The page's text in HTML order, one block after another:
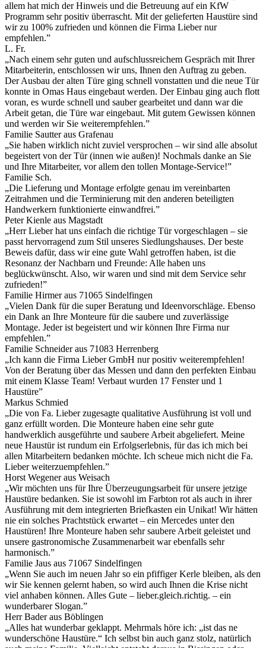
allem hat mich der Hinweis und die Betreuung auf ein KfW
Programm sehr positiv überrascht. Mit der gelieferten Haustüre sind
wir zu 100% zufrieden und können die Firma Lieber nur
empfehlen.”
L. Fr.
„Nach einem sehr guten und aufschlussreichem Gespräch mit Ihrer
Mitarbeiterin, entschlossen wir uns, Ihnen den Auftrag zu geben.
Der Ausbau der alten Türe ging schnell vonstatten und die neue Tür
konnte in Omas Haus eingebaut werden. Der Einbau ging auch flott
voran, es wurde schnell und sauber gearbeitet und dann war die
Arbeit getan, die Türe war eingebaut. Mit gutem Gewissen können
und werden wir Sie weiterempfehlen.”
Familie Sautter aus Grafenau
„Sie haben wirklich nicht zuviel versprochen – wir sind alle absolut
begeistert von der Tür (innen wie außen)! Nochmals danke an Sie
und Ihre Mitarbeiter, vor allem den tollen Montage-Service!”
Familie Sch.
„Die Lieferung und Montage erfolgte genau im vereinbarten
Zeitrahmen und die Terminierung mit den anderen beteiligten
Handwerkern funktionierte einwandfrei.”
Peter Kienle aus Magstadt
„Herr Lieber hat uns einfach die richtige Tür vorgeschlagen – sie
passt hervorragend zum Stil unseres Siedlungshauses. Der beste
Beweis dafür, dass wir eine gute Wahl getroffen haben, ist die
Resonanz der Nachbarn und Freunde: Alle haben uns
beglückwünscht. Also, wir waren und sind mit dem Service sehr
zufrieden!”
Familie Hirmer aus 71065 Sindelfingen
„Vielen Dank für die super Beratung und Ideenvorschläge. Ebenso
ein Dank an Ihre Monteure für die saubere und zuverlässige
Montage. Jeder ist begeistert und wir können Ihre Firma nur
empfehlen.”
Familie Schneider aus 71083 Herrenberg
„Ich kann die Firma Lieber GmbH nur positiv weiterempfehlen!
Von der Beratung über das Messen und dann den perfekten Einbau
mit einem Klasse Team! Verbaut wurden 17 Fenster und 1
Haustüre”
Markus Schmied
„Die von Fa. Lieber zugesagte qualitative Ausführung ist voll und
ganz erfüllt worden. Die Monteure haben eine sehr gute
handwerklich ausgeführte und saubere Arbeit abgeliefert. Meine
neue Haustür ist rundum ein Erfolgserlebnis, für das ich mich bei
allen Mitarbeitern bedanken möchte. Ich scheue mich nicht die Fa.
Lieber weiterzuempfehlen.”
Horst Wegener aus Weisach
„Wir möchten uns für Ihre Überzeugungsarbeit für unsere jetzige
Haustüre bedanken. Sie ist sowohl im Farbton rot als auch in ihrer
Ausführung mit dem integrierten Briefkasten ein Unikat! Wir hätten
nie ein solches Prachtstück erwartet – ein Mercedes unter den
Haustüren! Ihre Monteure haben sehr saubere Arbeit geleistet und
unsere gastronomische Zusammenarbeit war ebenfalls sehr
harmonisch.”
Familie Jaus aus 71067 Sindelfingen
„Wenn Sie auch im neuen Jahr so ein pfiffiger Kerle bleiben, als den
wir Sie kennen gelernt haben, so wird auch Ihnen die Krise nicht
viel anhaben können. Alles Gute – lieber.gleich.richtig. – ein
wunderbarer Slogan.”
Herr Bader aus Böblingen
„Alles hat wunderbar geklappt. Mehrmals höre ich: „ist das ne
wunderschöne Haustüre.“ Ich selbst bin auch ganz stolz, natürlich